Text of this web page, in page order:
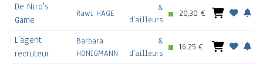
De Niro's
Game
Rawi HAGE
&
d'ailleurs
20,30 €
L'agent
recruteur
Barbara
HONIGMANN
&
d'ailleurs
16,25 €